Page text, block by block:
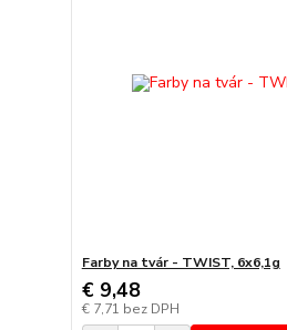
Farby na tvár - TWIST, 6x6,1g
€ 9,48
€ 7,71 bez DPH